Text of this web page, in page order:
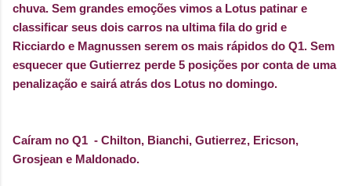
chuva. Sem grandes emoções vimos a Lotus patinar e
classificar seus dois carros na ultima fila do grid e
Ricciardo e Magnussen serem os mais rápidos do Q1. Sem
esquecer que Gutierrez perde 5 posições por conta de uma
penalização e sairá atrás dos Lotus no domingo.
Caíram no Q1 - Chilton, Bianchi, Gutierrez, Ericson,
Grosjean e Maldonado.